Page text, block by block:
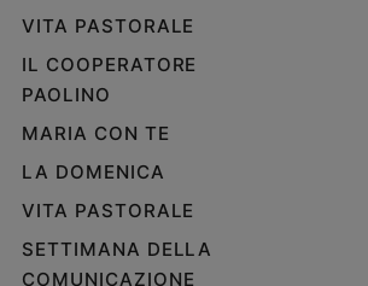
VITA PASTORALE
IL COOPERATORE
PAOLINO
MARIA CON TE
LA DOMENICA
VITA PASTORALE
SETTIMANA DELLA
COMUNICAZIONE